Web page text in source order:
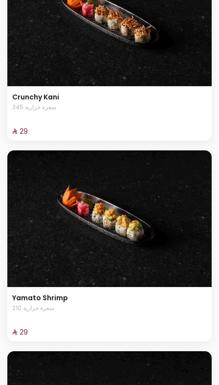
Crunchy Kani
345 سعرة حرارية
⁨⁦‪‬ 29⁩
Yamato Shrimp
210 سعرة حرارية
⁨⁦‪‬ 29⁩